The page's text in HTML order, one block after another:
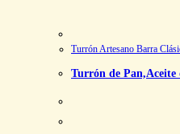
Turrón Artesano Barra
Turrón de Pan,Aceite